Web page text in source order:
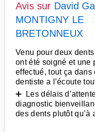
Avis sur David
MONTIGNY LE
BRETONNEUX
Venu pour deux
ont été soigné et une
effectué, tout ça
dentiste a l’écoute
➕ Les délais
diagnostic
des dents plutôt qu’à